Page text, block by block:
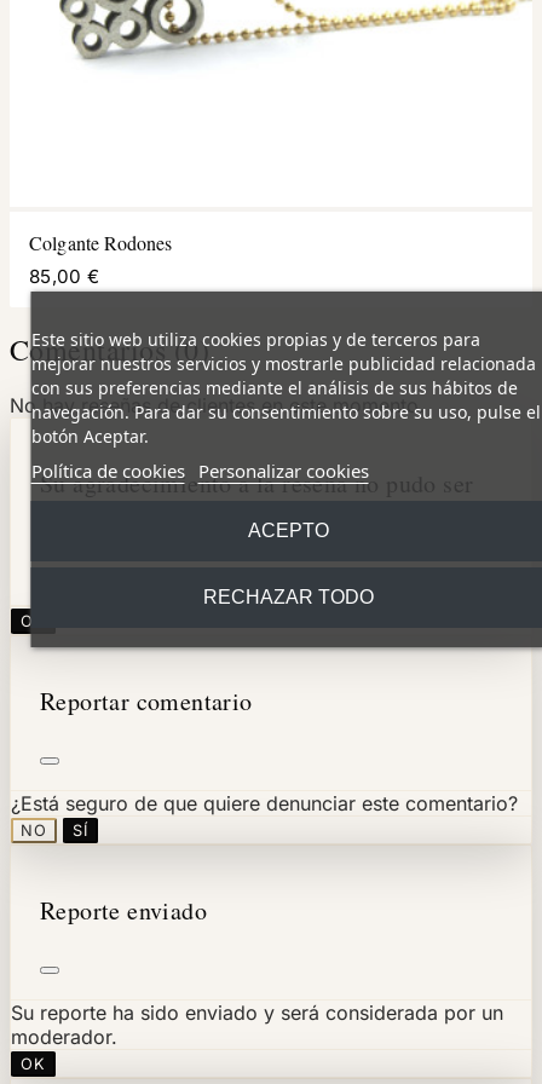
Colgante Rodones
85,00 €
Comentarios (0)
No hay reseñas de clientes en este momento.
Su agradecimiento a la reseña no pudo ser
OK
Reportar comentario
¿Está seguro de que quiere denunciar este comentario?
NO SÍ
Reporte enviado
Su reporte ha sido enviado y será considerada por un
moderador.
OK
Este sitio web utiliza cookies propias y de terceros para
mejorar nuestros servicios y mostrarle publicidad relacionada
con sus preferencias mediante el análisis de sus hábitos de
navegación. Para dar su consentimiento sobre su uso, pulse el
botón Aceptar.
Política de cookies Personalizar cookies
RECHAZAR TODO
ACEPTO